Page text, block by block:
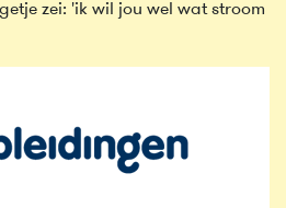
zei: 'ik wil jou wel wat stroom